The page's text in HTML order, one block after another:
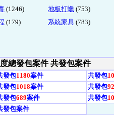
(1246) 地板打蠟 (753)
(179) 系統家具 (783)
總發包案件 共發包案件
發包1180案件 共發包
發包1018案件 共發包
發包689案件 共發包
發包案件